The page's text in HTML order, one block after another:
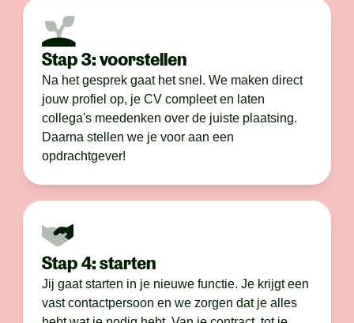
Stap 3: voorstellen
Na het gesprek gaat het snel. We maken direct
jouw profiel op, je CV compleet en laten
collega's meedenken over de juiste plaatsing.
Daarna stellen we je voor aan een
opdrachtgever!
Stap 4: starten
Jij gaat starten in je nieuwe functie. Je krijgt een
vast contactpersoon en we zorgen dat je alles